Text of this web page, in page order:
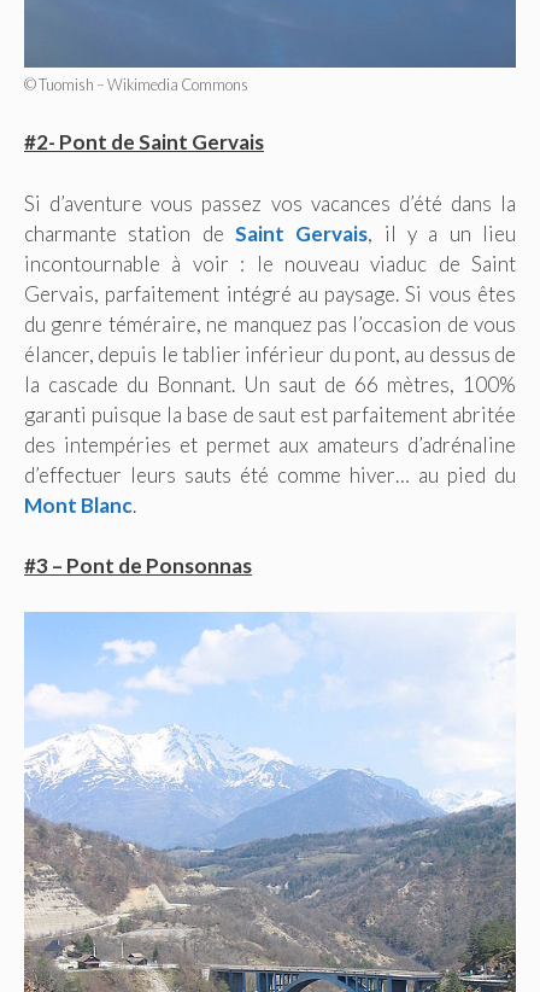
© Tuomish – Wikimedia Commons
#2- Pont de Saint Gervais
Si d’aventure vous passez vos vacances d’été dans la
charmante station de Saint Gervais, il y a un lieu
incontournable à voir : le nouveau viaduc de Saint
Gervais, parfaitement intégré au paysage. Si vous êtes
du genre téméraire, ne manquez pas l’occasion de vous
élancer, depuis le tablier inférieur du pont, au dessus de
la cascade du Bonnant. Un saut de 66 mètres, 100%
garanti puisque la base de saut est parfaitement abritée
des intempéries et permet aux amateurs d’adrénaline
d’effectuer leurs sauts été comme hiver… au pied du
Mont Blanc.
#3 – Pont de Ponsonnas